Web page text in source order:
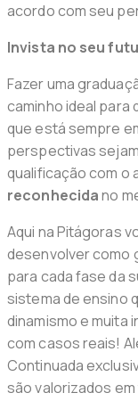
acordo com seu
Invista no seu
Fazer uma
caminho ideal para
que está sempre
perspectivas
qualificação com o
reconhecidano
Aqui na Pitágoras
desenvolver como
para cada fase da
sistema de ensino
dinamismo e muita
com casos reais!
Continuada
são valorizados